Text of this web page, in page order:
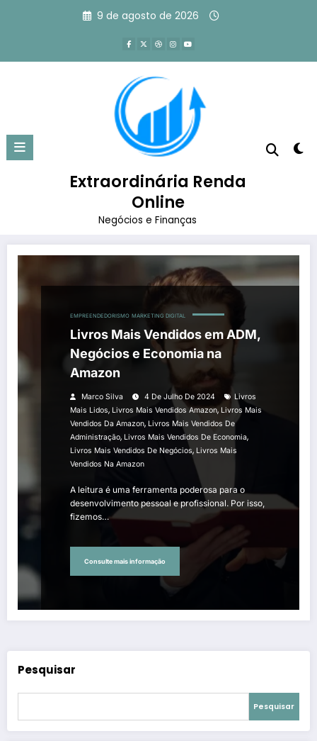
9 de agosto de 2026
Extraordinária Renda
Online
Negócios e Finanças
Tag: livros mais vendidos da
amazon
Página inicial livros mais vendidos da amazon
EMPREENDEDORISMO MARKETING DIGITAL
Livros Mais Vendidos em ADM,
Negócios e Economia na
Amazon
Marco Silva 4 De Julho De 2024
Livros
Mais Lidos, Livros Mais Vendidos Amazon, Livros Mais
Vendidos Da Amazon, Livros Mais Vendidos De
Administração, Livros Mais Vendidos De Economia,
Livros Mais Vendidos De Negócios, Livros Mais
Vendidos Na Amazon
A leitura é uma ferramenta poderosa para o
desenvolvimento pessoal e profissional. Por isso,
fizemos…
Consulte mais informação
Pesquisar
Pesquisar